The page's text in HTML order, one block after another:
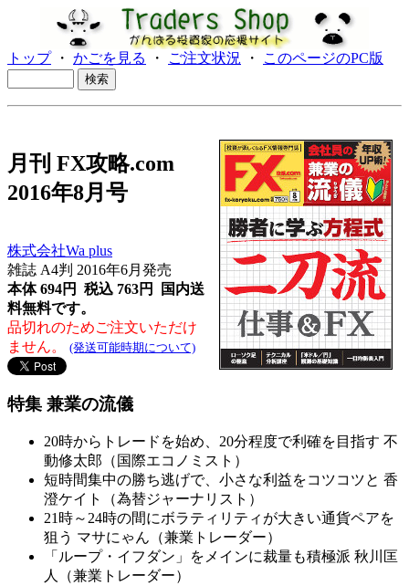
トップ・ かごを見る ・ ご注文状況 ・ このページのPC版
月刊 FX攻略.com
2016年8月号
株式会社Wa plus
雑誌 A4判 2016年6月発売
本体 694円 税込 763円
国内送
料無料です。
品切れのためご注文いただけ
ません。
(発送可能時期について)
特集 兼業の流儀
20時からトレードを始め、20分程度で利確を目指す 不
動修太郎（国際エコノミスト）
短時間集中の勝ち逃げで、小さな利益をコツコツと 香
澄ケイト（為替ジャーナリスト）
21時～24時の間にボラティリティが大きい通貨ペアを
狙う マサにゃん（兼業トレーダー）
「ループ・イフダン」をメインに裁量も積極派 秋川匡
人（兼業トレーダー）